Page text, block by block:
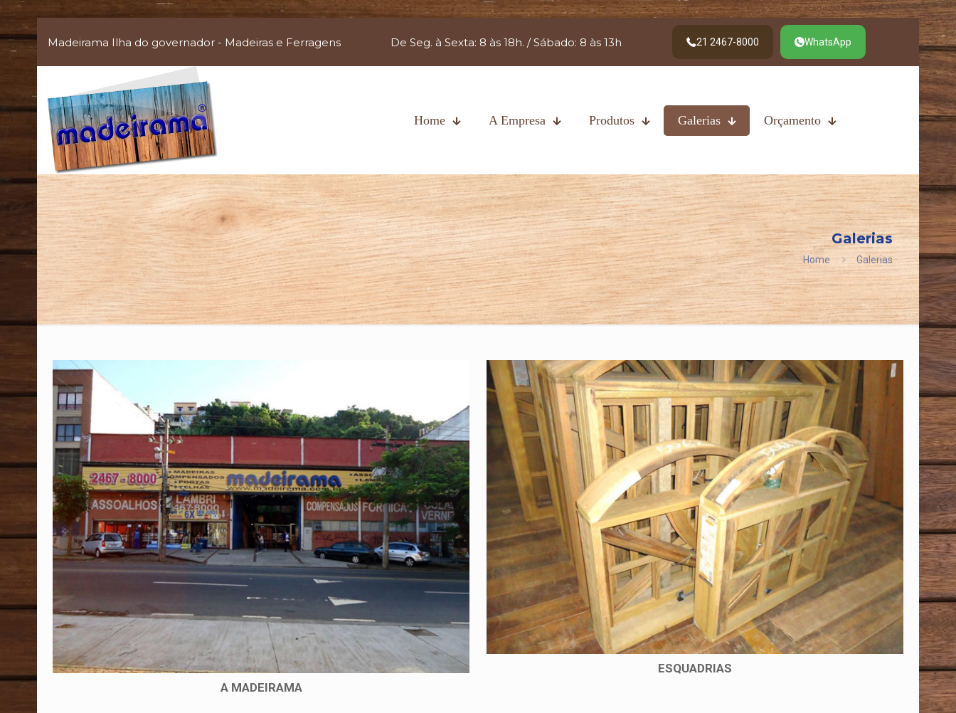
Madeirama Ilha do governador - Madeiras e Ferragens De Seg. à Sexta: 8 às 18h. / Sábado: 8 às 13h 21 2467-8000 WhatsApp
Home A Empresa Produtos Galerias Orçamento
Galerias
Home Galerias
A MADEIRAMA
ESQUADRIAS